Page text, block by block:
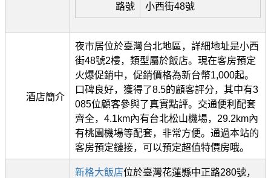
路號 小西街48號
酒店簡介
夜市居位於臺灣台北地區，詳細地址是小西
街48號2樓，類型屬於飯店。現在客房預定
火爆促銷中，促銷價格為新台幣1,000起。
口碑良好，獲得了8.5的顧客評分，其中有3
085位顧客參與了真實點評。交通便利配套
齊全，4.1km內有台北松山機場，29.2km內
有桃園機場等配套，非常方便。通過本站的
客房預定鏈接，可以預定超值特價房哦。
新格大飯店位於臺灣花蓮縣中正路280號，